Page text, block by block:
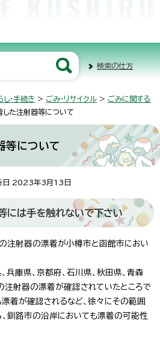
検索の仕方
し・手続き > ごみ・リサイクル > ごみに関する
た注射器等について
等について
2023年3月13日
には手を触れないで下さい
注射器の漂着が小樽市と函館市におい
兵庫県、京都府、石川県、秋田県、青森
注射器の漂着が確認されていたところで
着が確認されるなど、徐々にその範囲
、釧路市の沿岸においても漂着の可能性